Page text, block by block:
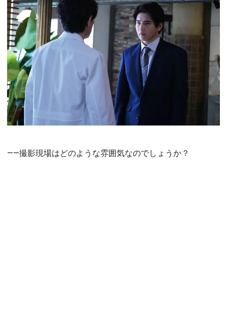
――撮影現場はどのような雰囲気なのでしょうか？